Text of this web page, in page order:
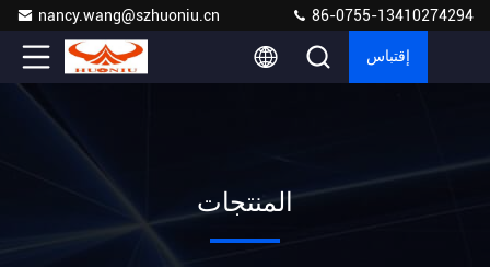
nancy.wang@szhuoniu.cn 86-0755-13410274294
إقتباس
المنتجات